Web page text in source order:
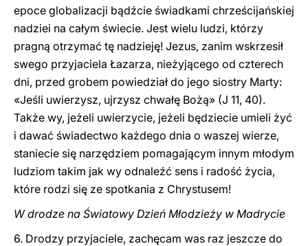
epoce globalizacji bądźcie świadkami chrześcijańskiej
nadziei na całym świecie. Jest wielu ludzi, którzy
pragną otrzymać tę nadzieję! Jezus, zanim wskrzesił
swego przyjaciela Łazarza, nieżyjącego od czterech
dni, przed grobem powiedział do jego siostry Marty:
«Jeśli uwierzysz, ujrzysz chwałę Bożą» (J 11, 40).
Także wy, jeżeli uwierzycie, jeżeli będziecie umieli żyć
i dawać świadectwo każdego dnia o waszej wierze,
staniecie się narzędziem pomagającym innym młodym
ludziom takim jak wy odnaleźć sens i radość życia,
które rodzi się ze spotkania z Chrystusem!
W drodze na Światowy Dzień Młodzieży w Madrycie
6. Drodzy przyjaciele, zachęcam was raz jeszcze do